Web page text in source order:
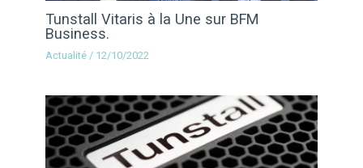
Tunstall Vitaris à la Une sur BFM
Business.
Actualité / 12/10/2022